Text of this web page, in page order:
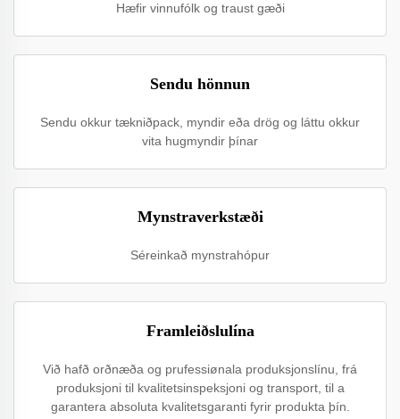
Hæfir vinnufólk og traust gæði
Sendu hönnun
Sendu okkur tækniðpack, myndir eða drög og láttu okkur
vita hugmyndir þínar
Mynstraverkstæði
Séreinkað mynstrahópur
Framleiðslulína
Við hafð orðnæða og prufessiønala produksjonslínu, frá
produksjoni til kvalitetsinspeksjoni og transport, til a
garantera absoluta kvalitetsgaranti fyrir produkta þín.